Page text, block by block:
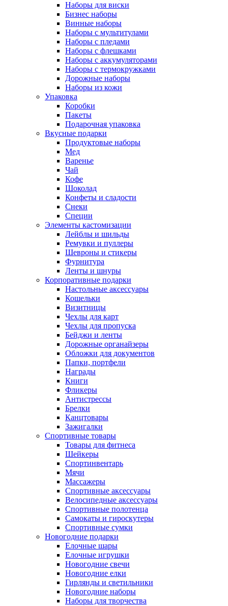
Наборы для виски
Бизнес наборы
Винные наборы
Наборы с мультитулами
Наборы с пледами
Наборы с флешками
Наборы с аккумуляторами
Наборы с термокружками
Дорожные наборы
Наборы из кожи
Упаковка
Коробки
Пакеты
Подарочная упаковка
Вкусные подарки
Продуктовые наборы
Мед
Варенье
Чай
Кофе
Шоколад
Конфеты и сладости
Снеки
Специи
Элементы кастомизации
Лейблы и шильды
Ремувки и пуллеры
Шевроны и стикеры
Фурнитура
Ленты и шнуры
Корпоративные подарки
Настольные аксессуары
Кошельки
Визитницы
Чехлы для карт
Чехлы для пропуска
Бейджи и ленты
Дорожные органайзеры
Обложки для документов
Папки, портфели
Награды
Книги
Фликеры
Антистрессы
Брелки
Канцтовары
Зажигалки
Спортивные товары
Товары для фитнеса
Шейкеры
Спортинвентарь
Мячи
Массажеры
Спортивные аксессуары
Велосипедные аксессуары
Спортивные полотенца
Самокаты и гироскутеры
Спортивные сумки
Новогодние подарки
Елочные шары
Елочные игрушки
Новогодние свечи
Новогодние елки
Гирлянды и светильники
Новогодние наборы
Наборы для творчества